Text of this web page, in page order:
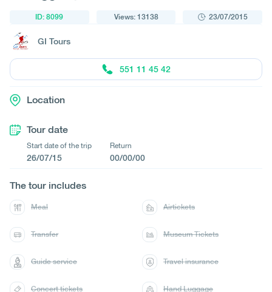
ID: 8099 Views: 13138 23/07/2015
GI Tours
551 11 45 42
Location
Tour date
Start date of the trip
26/07/15
Return
00/00/00
The tour includes
Meal Airtickets
Transfer Museum Tickets
Guide service Travel insurance
Concert tickets Hand Luggage